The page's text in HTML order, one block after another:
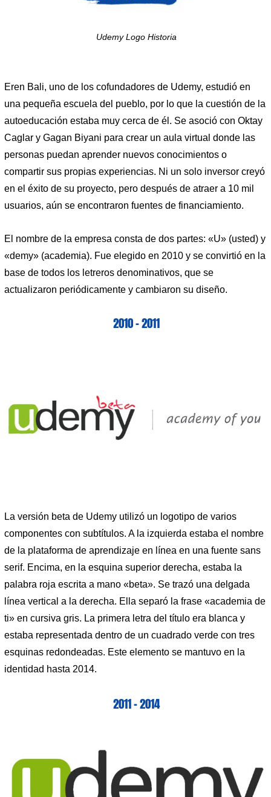
Udemy Logo Historia
Eren Bali, uno de los cofundadores de Udemy, estudió en
una pequeña escuela del pueblo, por lo que la cuestión de la
autoeducación estaba muy cerca de él. Se asoció con Oktay
Caglar y Gagan Biyani para crear un aula virtual donde las
personas puedan aprender nuevos conocimientos o
compartir sus propias experiencias. Ni un solo inversor creyó
en el éxito de su proyecto, pero después de atraer a 10 mil
usuarios, aún se encontraron fuentes de financiamiento.
El nombre de la empresa consta de dos partes: «U» (usted) y
«demy» (academia). Fue elegido en 2010 y se convirtió en la
base de todos los letreros denominativos, que se
actualizaron periódicamente y cambiaron su diseño.
2010 – 2011
La versión beta de Udemy utilizó un logotipo de varios
componentes con subtítulos. A la izquierda estaba el nombre
de la plataforma de aprendizaje en línea en una fuente sans
serif. Encima, en la esquina superior derecha, estaba la
palabra roja escrita a mano «beta». Se trazó una delgada
línea vertical a la derecha. Ella separó la frase «academia de
ti» en cursiva gris. La primera letra del título era blanca y
estaba representada dentro de un cuadrado verde con tres
esquinas redondeadas. Este elemento se mantuvo en la
identidad hasta 2014.
2011 – 2014